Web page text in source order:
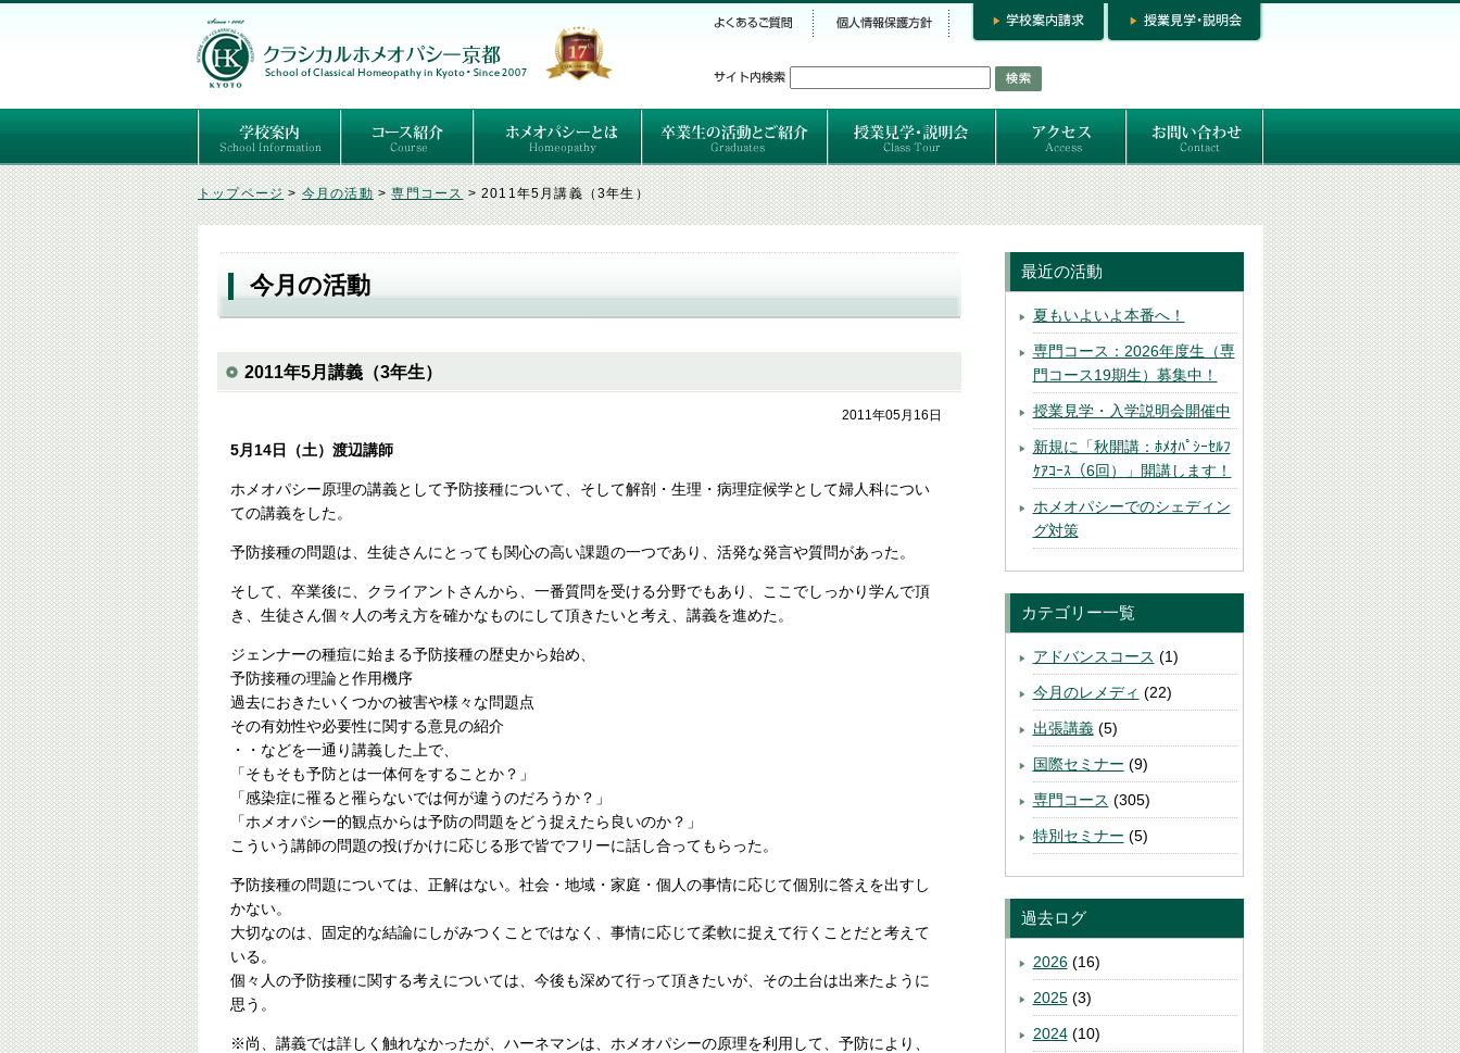
ごあいさつ
３つの基本理念
講師紹介
国際セミナー
ある日の学校生活（写真）
推薦者の声
よくあるご質問
予定表 はじめてのホメオパシー
セルフケアコース
専門コース（4年制）
専門コース（通信）
専門コース編入制度 ホメオパシーとは
クラシカルホメオパシーとは
オルガノンとは
ハーネマンの人生
ハーネマン以後のホメオパス
レメディの使い方ABC 卒業生のご紹介
卒業生の活動 お問い合わせ
専門コースお問い合わせ
専門コース入学お申し込み
個人セッション
トップページ>今月の活動>専門コース>2011年5月講義（3年生）
今月の活動
2011年5月講義（3年生）
2011年05月16日
5月14日（土）渡辺講師
ホメオパシー原理の講義として予防接種について、そして解剖・生理・病理症候学として婦人科につい
ての講義をした。
予防接種の問題は、生徒さんにとっても関心の高い課題の一つであり、活発な発言や質問があった。
そして、卒業後に、クライアントさんから、一番質問を受ける分野でもあり、ここでしっかり学んで頂
き、生徒さん個々人の考え方を確かなものにして頂きたいと考え、講義を進めた。
ジェンナーの種痘に始まる予防接種の歴史から始め、
予防接種の理論と作用機序
過去におきたいくつかの被害や様々な問題点
その有効性や必要性に関する意見の紹介
・・などを一通り講義した上で、
「そもそも予防とは一体何をすることか？」
「感染症に罹ると罹らないでは何が違うのだろうか？」
「ホメオパシー的観点からは予防の問題をどう捉えたら良いのか？」
こういう講師の問題の投げかけに応じる形で皆でフリーに話し合ってもらった。
予防接種の問題については、正解はない。社会・地域・家庭・個人の事情に応じて個別に答えを出すし
かない。
大切なのは、固定的な結論にしがみつくことではなく、事情に応じて柔軟に捉えて行くことだと考えて
いる。
個々人の予防接種に関する考えについては、今後も深めて行って頂きたいが、その土台は出来たように
思う。
※尚、講義では詳しく触れなかったが、ハーネマンは、ホメオパシーの原理を利用して、予防により、
最近の活動
夏もいよいよ本番へ！
専門コース：2026年度生（専
門コース19期生）募集中！
授業見学・入学説明会開催中
新規に「秋開講：ﾎﾒｵﾊﾟｼｰｾﾙﾌ
ｹｱｺｰｽ（6回）」開講します！
ホメオパシーでのシェディン
グ対策
カテゴリー一覧
アドバンスコース (1)
今月のレメディ (22)
出張講義(5)
国際セミナー (9)
専門コース (305)
特別セミナー (5)
過去ログ
2026(16)
2025(3)
2024(10)